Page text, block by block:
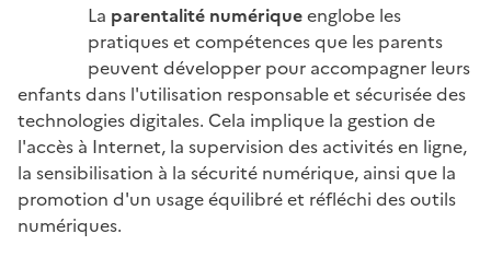
Image
La parentalité numériqueenglobe les
pratiques et compétences que les parents
peuvent développer pour accompagner leurs
enfants dans l'utilisation responsable et sécurisée des
technologies digitales. Cela implique la gestion de
l'accès à Internet, la supervision des activités en ligne,
la sensibilisation à la sécurité numérique, ainsi que la
promotion d'un usage équilibré et réfléchi des outils
numériques.